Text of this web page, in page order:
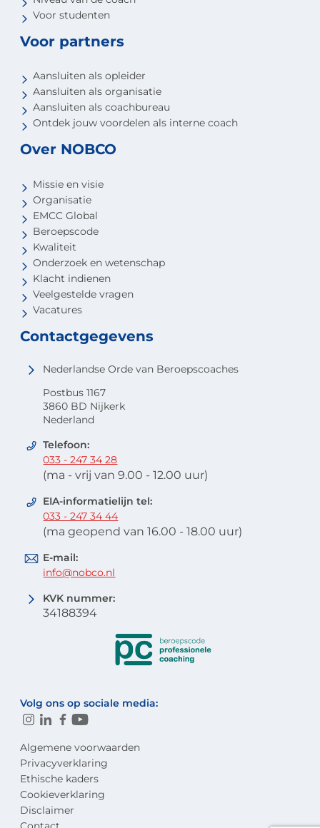
Voor studenten
Voor partners
Aansluiten als opleider
Aansluiten als organisatie
Aansluiten als coachbureau
Ontdek jouw voordelen als interne coach
Over NOBCO
Missie en visie
Organisatie
EMCC Global
Beroepscode
Kwaliteit
Onderzoek en wetenschap
Klacht indienen
Veelgestelde vragen
Vacatures
Contactgegevens
Nederlandse Orde van Beroepscoaches
Postbus 1167
3860 BD Nijkerk
Nederland
Telefoon:
033 - 247 34 28
(ma - vrij van 9.00 - 12.00 uur)
EIA-informatielijn tel:
033 - 247 34 44
(ma geopend van 16.00 - 18.00 uur)
E-mail:
info@nobco.nl
KVK nummer:
34188394
Volg ons op sociale media:
Algemene voorwaarden
Privacyverklaring
Ethische kaders
Cookieverklaring
Disclaimer